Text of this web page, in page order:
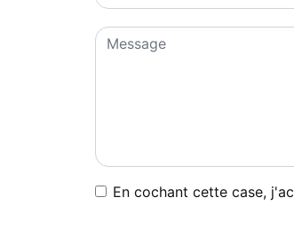
En cochant cette case,